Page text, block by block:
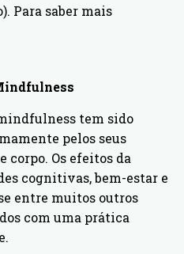
Para saber mais
tem sido
pelos seus
corpo. Os efeitos da
cognitivas, bem-estar e
entre muitos outros
com uma prática